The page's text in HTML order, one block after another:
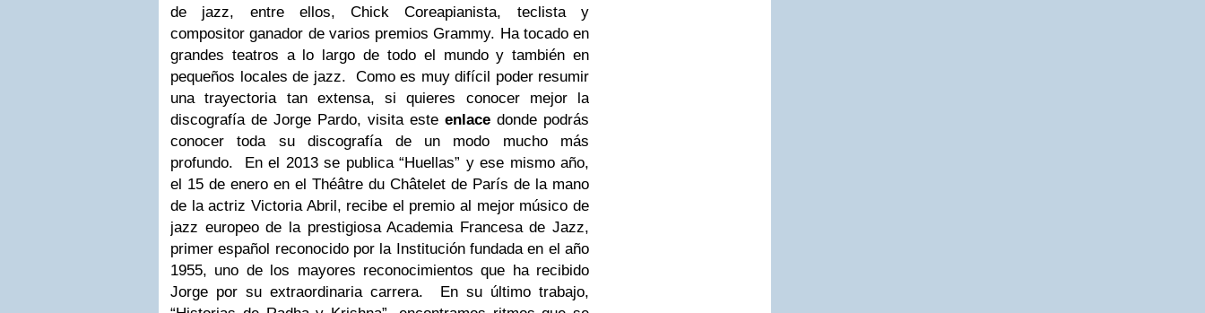
de jazz, entre ellos,Chick Coreapianista, teclista y
compositor ganador de varios premios Grammy. Ha tocado en
grandes teatros a lo largo de todo el mundo y también en
pequeños locales de jazz.
Como es muy difícil poder resumir
una trayectoria tan extensa, si quieres conocer mejor la
discografía de Jorge Pardo, visita este enlace donde podrás
conocer toda su discografía de un modo mucho más
profundo.
En el 2013 se publica “Huellas” y ese mismo año,
el 15 de enero en el Théâtre du Châtelet de París de la mano
de la actriz Victoria Abril, recibe el premio al mejor músico de
jazz europeo de la prestigiosa Academia Francesa de Jazz,
primer español reconocido por la Institución fundada en el año
1955, uno de los mayores reconocimientos que ha recibido
Jorge por su extraordinaria carrera. En suúltimo trabajo,